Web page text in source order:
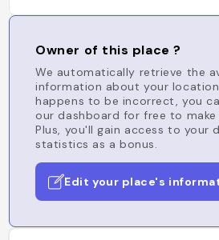
Owner of this place ?
We automatically retrieve the
information about your
happens to be incorrect, you
our dashboard for free to make
Plus, you'll gain access to your
statistics as a bonus.
Edit your place's